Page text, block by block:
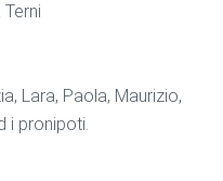
Lara, Paola, Maurizio,
i pronipoti.